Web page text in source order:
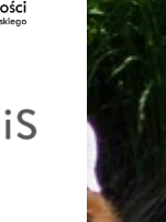
w
MAJ